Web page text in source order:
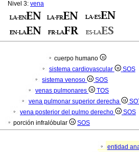
Nivel 3: vena
cuerpo humano
sistema cardiovascular
SOS
sistema venoso
SOS
venas pulmonares
TOS
vena pulmonar superior derecha
vena posterior del pulmo derecho
SOS
porción infralóbular SOS
entidad